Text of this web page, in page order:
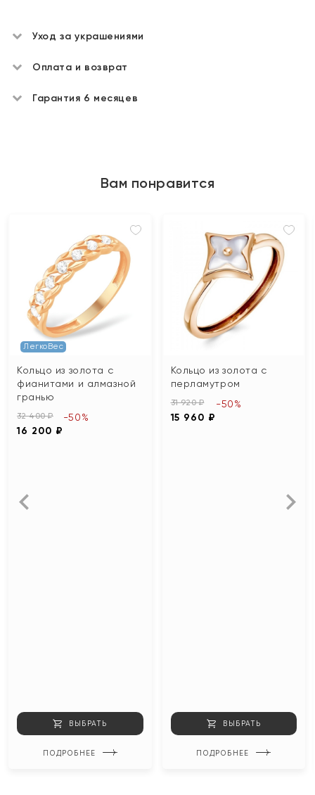
Уход за украшениями
Оплата и возврат
Гарантия 6 месяцев
Вам понравится
ЛегкоВес
Кольцо из золота с
фианитами и алмазной
гранью
32 400 ₽
16 200 ₽
-50%
ВЫБРАТЬ
ПОДРОБНЕЕ
Кольцо из золота с
перламутром
31 920 ₽
15 960 ₽
-50%
ВЫБРАТЬ
ПОДРОБНЕЕ